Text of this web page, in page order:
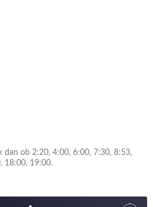
dan ob 2:20, 4:00, 6:00, 7:30, 8:53,
18:00, 19:00.